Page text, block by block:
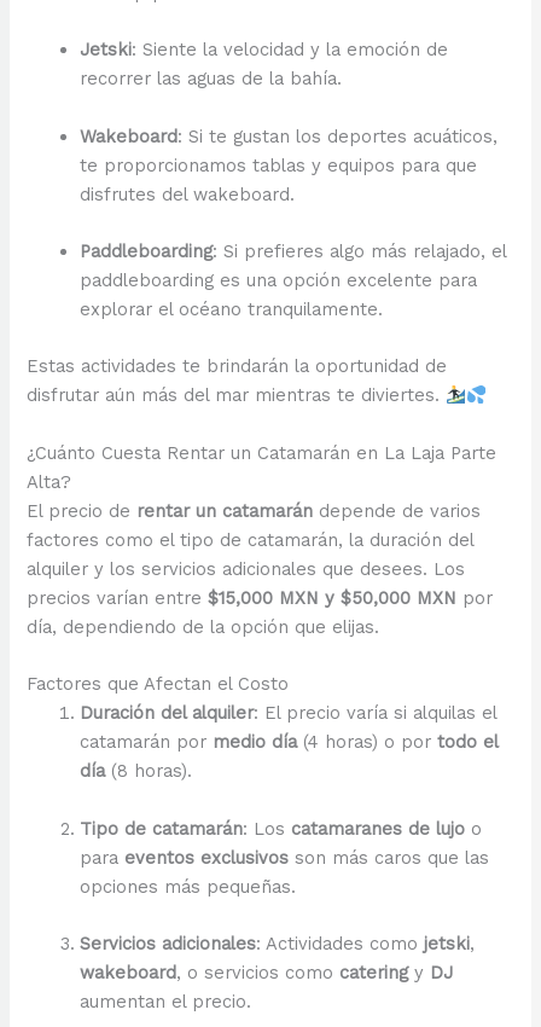
Jetski: Siente la velocidad y la emoción de
recorrer las aguas de la bahía.
Wakeboard: Si te gustan los deportes acuáticos,
te proporcionamos tablas y equipos para que
disfrutes del wakeboard.
Paddleboarding: Si prefieres algo más relajado, el
paddleboarding es una opción excelente para
explorar el océano tranquilamente.
Estas actividades te brindarán la oportunidad de
disfrutar aún más del mar mientras te diviertes.
¿Cuánto Cuesta Rentar un Catamarán en La Laja Parte
Alta?
El precio de rentar un catamarán depende de varios
factores como el tipo de catamarán, la duración del
alquiler y los servicios adicionales que desees. Los
precios varían entre$15,000 MXN y $50,000 MXN por
día, dependiendo de la opción que elijas.
Factores que Afectan el Costo
Duración del alquiler: El precio varía si alquilas el
catamarán por medio día(4 horas) o portodo el
día(8 horas).
Tipo de catamarán: Los catamaranes de lujo o
para eventos exclusivos son más caros que las
opciones más pequeñas.
Servicios adicionales: Actividades como jetski,
wakeboard, o servicios como cateringy DJ
aumentan el precio.